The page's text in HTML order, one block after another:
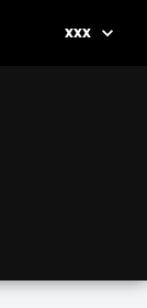
xxx